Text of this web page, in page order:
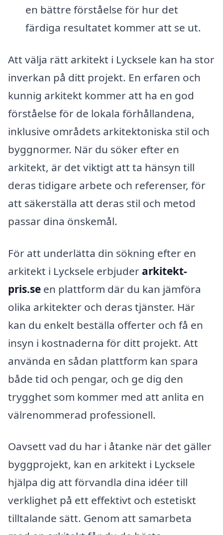
en bättre förståelse för hur det
färdiga resultatet kommer att se ut.
Att välja rätt arkitekt i Lycksele kan ha stor
inverkan på ditt projekt. En erfaren och
kunnig arkitekt kommer att ha en god
förståelse för de lokala förhållandena,
inklusive områdets arkitektoniska stil och
byggnormer. När du söker efter en
arkitekt, är det viktigt att ta hänsyn till
deras tidigare arbete och referenser, för
att säkerställa att deras stil och metod
passar dina önskemål.
För att underlätta din sökning efter en
arkitekt i Lycksele erbjuder arkitekt-
pris.se en plattform där du kan jämföra
olika arkitekter och deras tjänster. Här
kan du enkelt beställa offerter och få en
insyn i kostnaderna för ditt projekt. Att
använda en sådan plattform kan spara
både tid och pengar, och ge dig den
trygghet som kommer med att anlita en
välrenommerad professionell.
Oavsett vad du har i åtanke när det gäller
byggprojekt, kan en arkitekt i Lycksele
hjälpa dig att förvandla dina idéer till
verklighet på ett effektivt och estetiskt
tilltalande sätt. Genom att samarbeta